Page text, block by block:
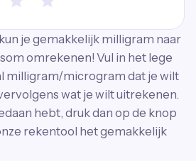
je gemakkelijk milligram naar
omrekenen! Vul in het lege
milligram/microgram dat je wilt
wat je wilt uitrekenen.
hebt, druk dan op de knop
rekentool het gemakkelijk